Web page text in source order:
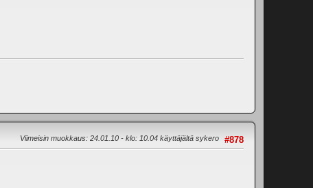
#878
Viimeisin muokkaus: 24.01.10 - klo: 10.04 käyttäjältä sykero